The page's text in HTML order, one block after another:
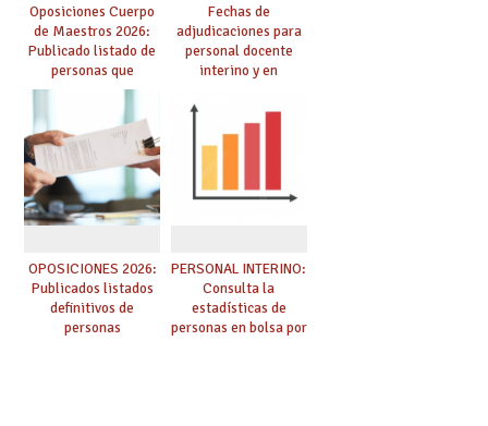
Oposiciones Cuerpo
de Maestros 2026:
Publicado listado de
personas que
adquieren nueva
especialidad
Fechas de
adjudicaciones para
personal docente
interino y en
debes saber
OPOSICIONES 2026:
Publicados listados
definitivos de
personas
PERSONAL INTERINO:
Consulta la
estadísticas de
personas en bolsa por